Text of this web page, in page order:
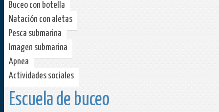
Buceo con botella
Natación con aletas
Pesca submarina
Imagen submarina
Apnea
Actividades sociales
Escuela de buceo